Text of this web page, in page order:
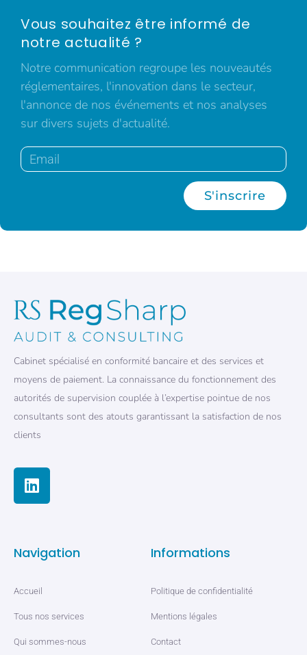
Vous souhaitez être informé de
notre actualité ?
Notre communication regroupe les nouveautés
réglementaires, l'innovation dans le secteur,
l'annonce de nos événements et nos analyses
sur divers sujets d'actualité.
S'inscrire
Cabinet spécialisé en conformité bancaire et des services et
moyens de paiement. La connaissance du fonctionnement des
autorités de supervision couplée à l’expertise pointue de nos
consultants sont des atouts garantissant la satisfaction de nos
clients
Navigation
Accueil
Tous nos services
Qui sommes-nous
Informations
Politique de confidentialité
Mentions légales
Contact